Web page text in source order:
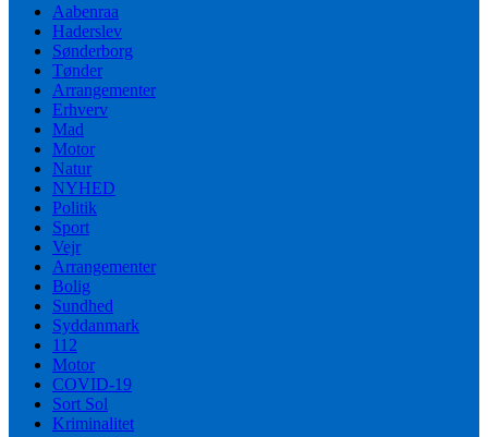
Aabenraa
Haderslev
Sønderborg
Tønder
Arrangementer
Erhverv
Mad
Motor
Natur
NYHED
Politik
Sport
Vejr
Arrangementer
Bolig
Sundhed
Syddanmark
112
Motor
COVID-19
Sort Sol
Kriminalitet